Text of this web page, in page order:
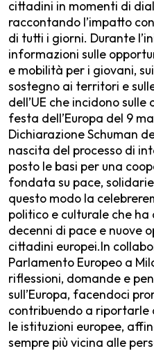
cittadini in momenti di
raccontando l’impatto
di tutti i giorni. Durante
informazioni sulle
e mobilità per i giovani,
sostegno ai territori e
dell’UE che incidono
festa dell’Europa del 9
Dichiarazione Schuman
nascita del processo di
posto le basi per una
fondata su pace,
questo modo la
politico e culturale che
decenni di pace e nuove
cittadini europei.In
Parlamento Europeo a
riflessioni, domande e
sull’Europa, facendoci
contribuendo a riportarle
le istituzioni europee,
sempre più vicina alle